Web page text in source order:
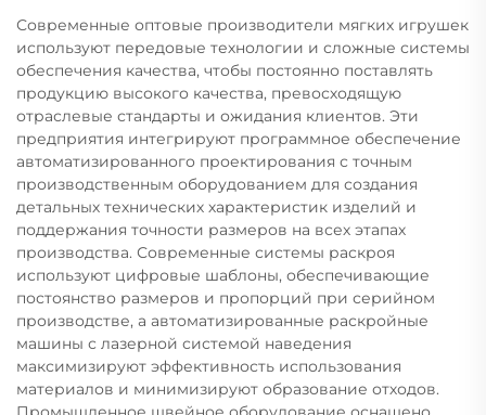
Современные оптовые производители мягких игрушек
используют передовые технологии и сложные системы
обеспечения качества, чтобы постоянно поставлять
продукцию высокого качества, превосходящую
отраслевые стандарты и ожидания клиентов. Эти
предприятия интегрируют программное обеспечение
автоматизированного проектирования с точным
производственным оборудованием для создания
детальных технических характеристик изделий и
поддержания точности размеров на всех этапах
производства. Современные системы раскроя
используют цифровые шаблоны, обеспечивающие
постоянство размеров и пропорций при серийном
производстве, а автоматизированные раскройные
машины с лазерной системой наведения
максимизируют эффективность использования
материалов и минимизируют образование отходов.